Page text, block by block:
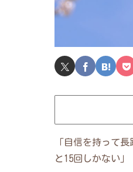
「自信を持って
と15回しかない」